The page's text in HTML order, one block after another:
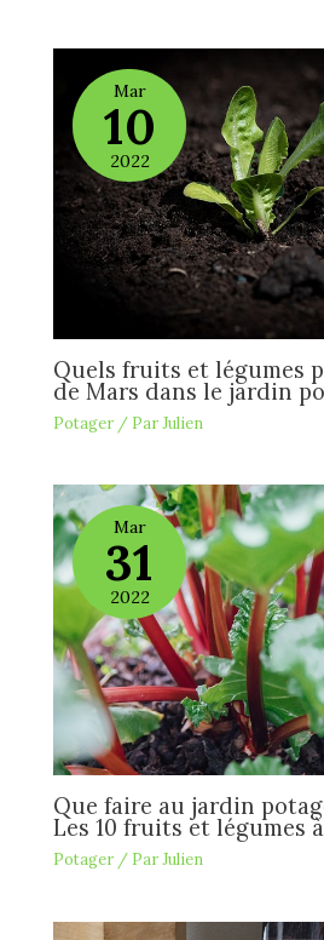
Mar
10
2022
Quels fruits et légumes
de Mars dans le jardin
Potager/ ParJulien
Mar
31
2022
Que faire au jardin
Les 10 fruits et légumes
Potager/ ParJulien